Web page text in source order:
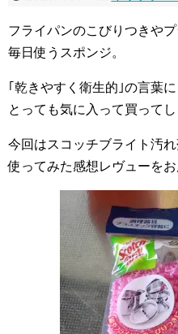
フライパンのこびりつきや
毎日使うスポンジ。
｢乾きやすく衛生的｣の言葉
とっても気に入って買ってし
今回はスコッチブライト汚
使ってみた感想レヴューをお